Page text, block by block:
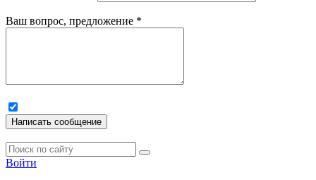
Ваш вопрос, предложение *
Написать сообщение
Войти